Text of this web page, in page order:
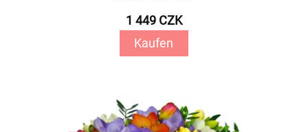
1 449 CZK
Kaufen